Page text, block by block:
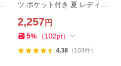
ツ ポケット付き 夏 レディー
ウエストゴム 凸凹 ゆったり
さらてろ
2,257円
5% （102pt）
4.38（ 103件）